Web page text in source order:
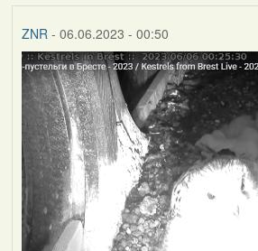
ZNR - 06.06.2023 - 00:50